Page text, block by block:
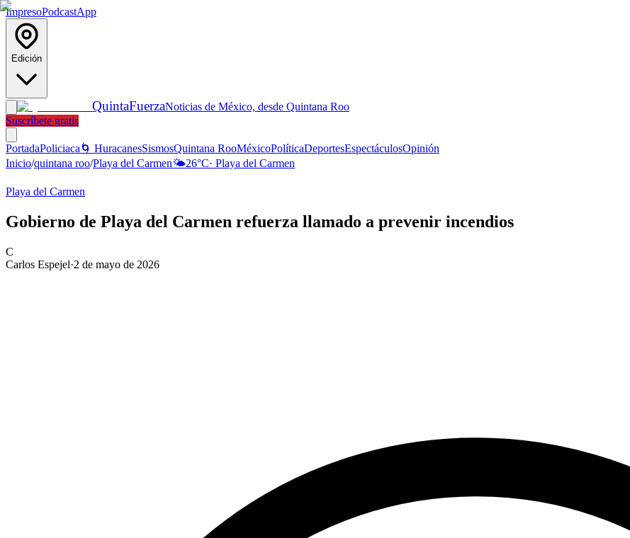
ImpresoPodcastApp
Edición
QuintaFuerzaNoticias de México, desde Quintana Roo
Suscríbete gratis
PortadaPoliciaca 🌀 HuracanesSismosQuintana RooMéxicoPolíticaDeportesEspectáculosOpinión
Inicio/quintana roo/Playa del Carmen🌤️26°C· Playa del Carmen
Playa del Carmen
Gobierno de Playa del Carmen refuerza llamado a prevenir incendios
C
Carlos Espejel·2 de mayo de 2026